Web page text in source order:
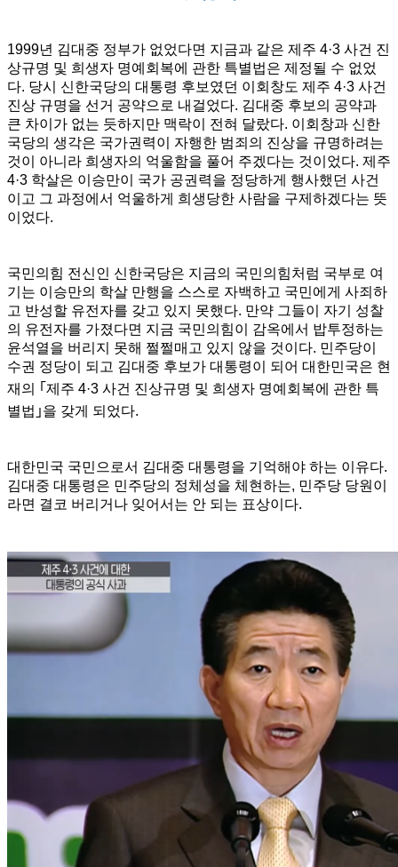
1999년 김대중 정부가 없었다면 지금과 같은 제주 4·3 사건 진
상규명 및 희생자 명예회복에 관한 특별법은 제정될 수 없었
다. 당시 신한국당의 대통령 후보였던 이회창도 제주 4·3 사건
진상 규명을 선거 공약으로 내걸었다. 김대중 후보의 공약과
큰 차이가 없는 듯하지만 맥락이 전혀 달랐다. 이회창과 신한
국당의 생각은 국가권력이 자행한 범죄의 진상을 규명하려는
것이 아니라 희생자의 억울함을 풀어 주겠다는 것이었다. 제주
4·3 학살은 이승만이 국가 공권력을 정당하게 행사했던 사건
이고 그 과정에서 억울하게 희생당한 사람을 구제하겠다는 뜻
이었다.
국민의힘 전신인 신한국당은 지금의 국민의힘처럼 국부로 여
기는 이승만의 학살 만행을 스스로 자백하고 국민에게 사죄하
고 반성할 유전자를 갖고 있지 못했다. 만약 그들이 자기 성찰
의 유전자를 가졌다면 지금 국민의힘이 감옥에서 밥투정하는
윤석열을 버리지 못해 쩔쩔매고 있지 않을 것이다. 민주당이
수권 정당이 되고 김대중 후보가 대통령이 되어 대한민국은 현
재의 ｢ 제주 4·3 사건 진상규명 및 희생자 명예회복에 관한 특
별법 ｣을 갖게 되었다.
대한민국 국민으로서 김대중 대통령을 기억해야 하는 이유다.
김대중 대통령은 민주당의 정체성을 체현하는, 민주당 당원이
라면 결코 버리거나 잊어서는 안 되는 표상이다.